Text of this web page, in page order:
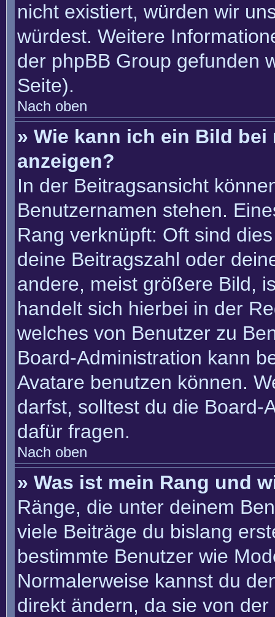
nicht existiert, würden wir
würdest. Weitere
der phpBB Group gefunden
Seite).
Nach oben
» Wie kann ich ein Bild bei
anzeigen?
In der Beitragsansicht
Benutzernamen stehen.
Rang verknüpft: Oft sind
deine Beitragszahl oder
andere, meist größere Bild,
handelt sich hierbei in der
welches von Benutzer zu
Board-Administration kann
Avatare benutzen können.
darfst, solltest du die Board-
dafür fragen.
Nach oben
» Was ist mein Rang und
Ränge, die unter deinem
viele Beiträge du bislang
bestimmte Benutzer wie
Normalerweise kannst du
direkt ändern, da sie von